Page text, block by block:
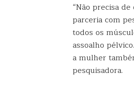
“Não precisa
parceria com
todos os
assoalho
a mulher
pesquisadora.